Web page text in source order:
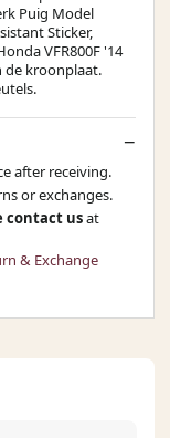
Puig Model
Sticker,
VFR800F '14
de kroonplaat.
after receiving.
or exchanges.
contact usat
& Exchange